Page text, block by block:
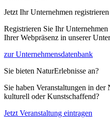
Jetzt Ihr Unternehmen registrieren
Registrieren Sie Ihr
Ihrer Webpräsenz in unserer
zur Unternehmensdatenbank
Sie bieten NaturErlebnisse an?
Sie haben Veranstaltungen in
kulturell oder Kunstschaffend?
Jetzt Veranstaltung eintragen